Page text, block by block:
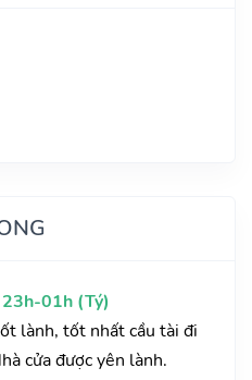
01h (Tý)
lành, tốt nhất cầu tài đi
cửa được yên lành.